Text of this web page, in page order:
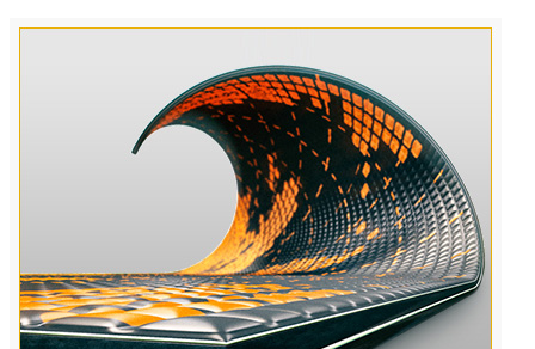
Шумоизоляция пола автомобиля
Шумоизоляция остальных элементов